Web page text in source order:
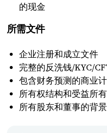
的现金
所需文件
企业注册和成立文件
完整的反洗钱/KYC/
包含财务预测的商业
所有权结构和受益所
所有股东和董事的背